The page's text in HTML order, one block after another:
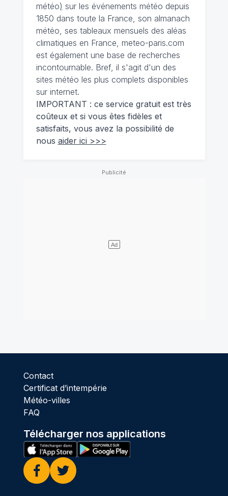
météo) sur les événements météo depuis
1850 dans toute la France, son almanach
météo, ses tableaux mensuels des aléas
climatiques en France, meteo-paris.com
est également une base de recherches
incontournable. Bref, il s'agit d'un des
sites météo les plus complets disponibles
sur internet.
IMPORTANT : ce service gratuit est très
coûteux et si vous êtes fidèles et
satisfaits, vous avez la possibilité de
nous aider ici >>>
Contact
Certificat d’intempérie
Météo-villes
FAQ
Télécharger nos applications
Facebook
Twitter